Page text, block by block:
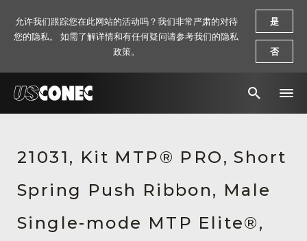
解决方案
产品
资源
21031, Kit MTP® PRO, Short
Spring Push Ribbon, Male
Single-mode MTP Elite®,
允许我们跟踪您在此网站的活动吗？我们非常严肃的对待
您的隐私。 如需了解详情和有任何疑问请参考我们的隐私
政策。
是
否